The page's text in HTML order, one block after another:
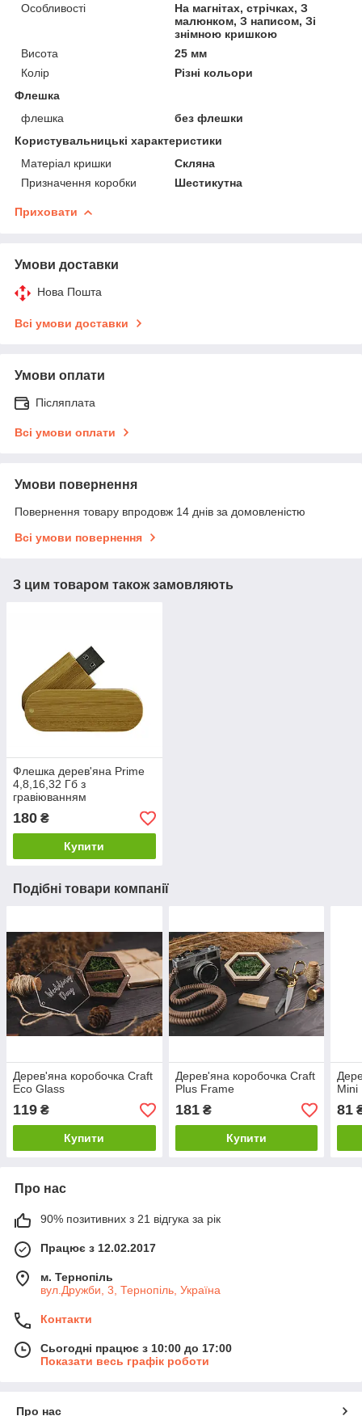
Особливості
На магнітах, стрічках, З
малюнком, З написом, Зі
знімною кришкою
Висота
25 мм
Колір
Різні кольори
Флешка
флешка
без флешки
Користувальницькі характеристики
Матеріал кришки
Скляна
Призначення коробки
Шестикутна
Приховати
Умови доставки
Нова Пошта
Всі умови доставки
Умови оплати
Післяплата
Всі умови оплати
Умови повернення
Повернення товару впродовж 14 днів за домовленістю
Всі умови повернення
З цим товаром також замовляють
Флешка дерев'яна Prime
4,8,16,32 Гб з
гравіюванням
180 ₴
Купити
Подібні товари компанії
Дерев'яна коробочка Craft
Eco Glass
119 ₴
Купити
Дерев'яна коробочка Craft
Plus Frame
181₴
Купити
Mini
81
Про нас
90% позитивних з 21 відгука за рік
Працює з 12.02.2017
м. Тернопіль
вул.Дружби, 3, Тернопіль, Україна
Контакти
Сьогодні працює з 10:00 до 17:00
Показати весь графік роботи
Про нас